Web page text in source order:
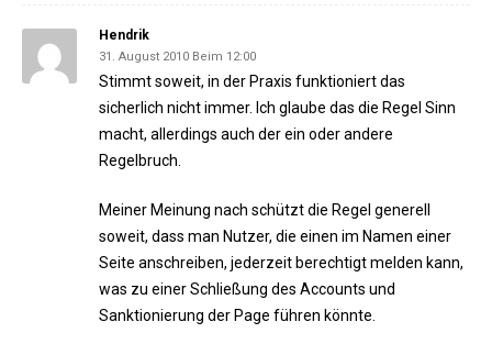
Hendrik
31. August 2010 Beim 12:00
Stimmt soweit, in der Praxis funktioniert das
sicherlich nicht immer. Ich glaube das die Regel Sinn
macht, allerdings auch der ein oder andere
Regelbruch.
Meiner Meinung nach schützt die Regel generell
soweit, dass man Nutzer, die einen im Namen einer
Seite anschreiben, jederzeit berechtigt melden kann,
was zu einer Schließung des Accounts und
Sanktionierung der Page führen könnte.